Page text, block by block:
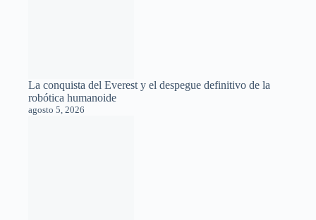
La conquista del Everest y el despegue definitivo de la
robótica humanoide
agosto 5, 2026